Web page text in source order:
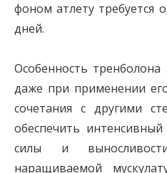
фоном атлету требуется
дней.
Особенность
даже при применении
сочетания с другими
обеспечить
силы и
наращиваемой